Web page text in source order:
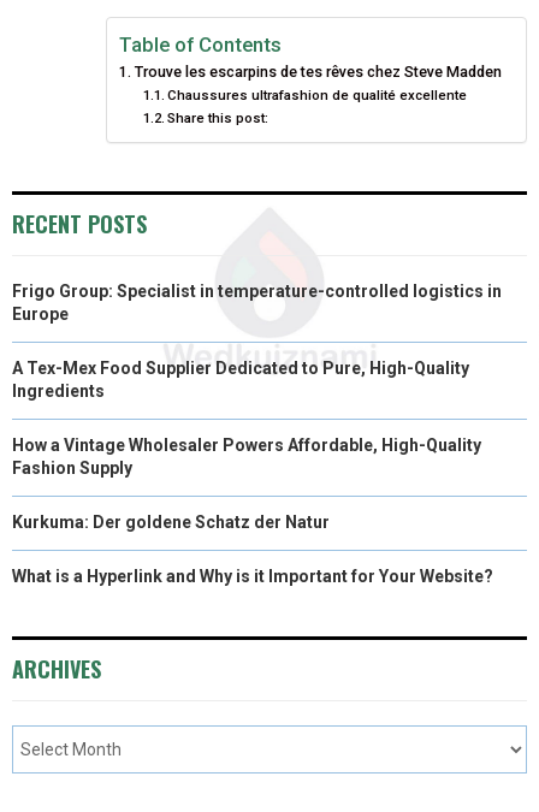
N
O
K S N
Table of Contents
Trouve les escarpins de tes rêves chez Steve Madden
Chaussures ultrafashion de qualité excellente
Share this post:
RECENT POSTS
Frigo Group: Specialist in temperature-controlled logistics in
Europe
A Tex-Mex Food Supplier Dedicated to Pure, High-Quality
Ingredients
How a Vintage Wholesaler Powers Affordable, High-Quality
Fashion Supply
Kurkuma: Der goldene Schatz der Natur
What is a Hyperlink and Why is it Important for Your Website?
ARCHIVES